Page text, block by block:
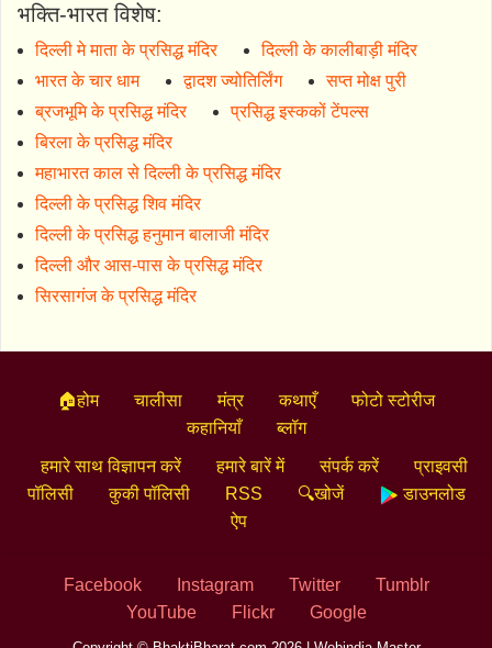
भक्ति-भारत विशेष:
दिल्ली मे माता के प्रसिद्ध मंदिर
दिल्ली के कालीबाड़ी मंदिर
भारत के चार धाम
द्वादश ज्योतिर्लिंग
सप्त मोक्ष पुरी
ब्रजभूमि के प्रसिद्ध मंदिर
प्रसिद्ध इस्ककों टेंपल्स
बिरला के प्रसिद्ध मंदिर
महाभारत काल से दिल्ली के प्रसिद्ध मंदिर
दिल्ली के प्रसिद्ध शिव मंदिर
दिल्ली के प्रसिद्ध हनुमान बालाजी मंदिर
दिल्ली और आस-पास के प्रसिद्ध मंदिर
सिरसागंज के प्रसिद्ध मंदिर
🏠होम चालीसा मंत्र कथाएँ
फोटो स्टोरीज
कहानियाँ
ब्लॉग
हमारे साथ विज्ञापन करें हमारे बारें में संपर्क करें
प्राइवसी
पॉलिसी
कुकी पॉलिसी RSS 🔍खोजें
डाउनलोड
ऐप
Facebook Instagram Twitter
Tumblr
YouTube
Flickr Google